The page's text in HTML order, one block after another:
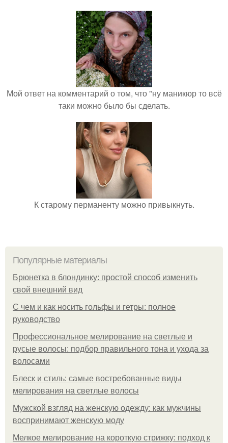
Мой ответ на комментарий о том, что "ну маникюр то всё
таки можно было бы сделать.
К старому перманенту можно привыкнуть.
Популярные материалы
Брюнетка в блондинку: простой способ изменить
свой внешний вид
С чем и как носить гольфы и гетры: полное
руководство
Профессиональное мелирование на светлые и
русые волосы: подбор правильного тона и ухода за
волосами
Блеск и стиль: самые востребованные виды
мелирования на светлые волосы
Мужской взгляд на женскую одежду: как мужчины
воспринимают женскую моду
Мелкое мелирование на короткую стрижку: подход к